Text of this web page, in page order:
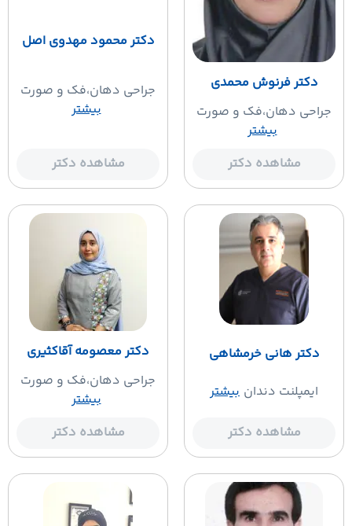
دکتر فرنوش محمدی
جراحی دهان،فک و صورت
بیشتر
مشاهده دکتر
دکتر محمود مهدوی اصل
جراحی دهان،فک و صورت
بیشتر
مشاهده دکتر
دکتر هانی خرمشاهی
ایمپلنت دندان بیشتر
مشاهده دکتر
دکتر معصومه آقاکثیری
جراحی دهان،فک و صورت
بیشتر
مشاهده دکتر